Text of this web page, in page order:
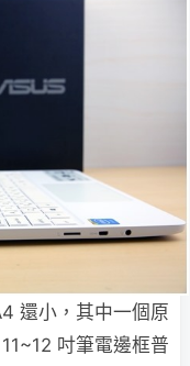
還小，其中一個原
吋筆電邊框普